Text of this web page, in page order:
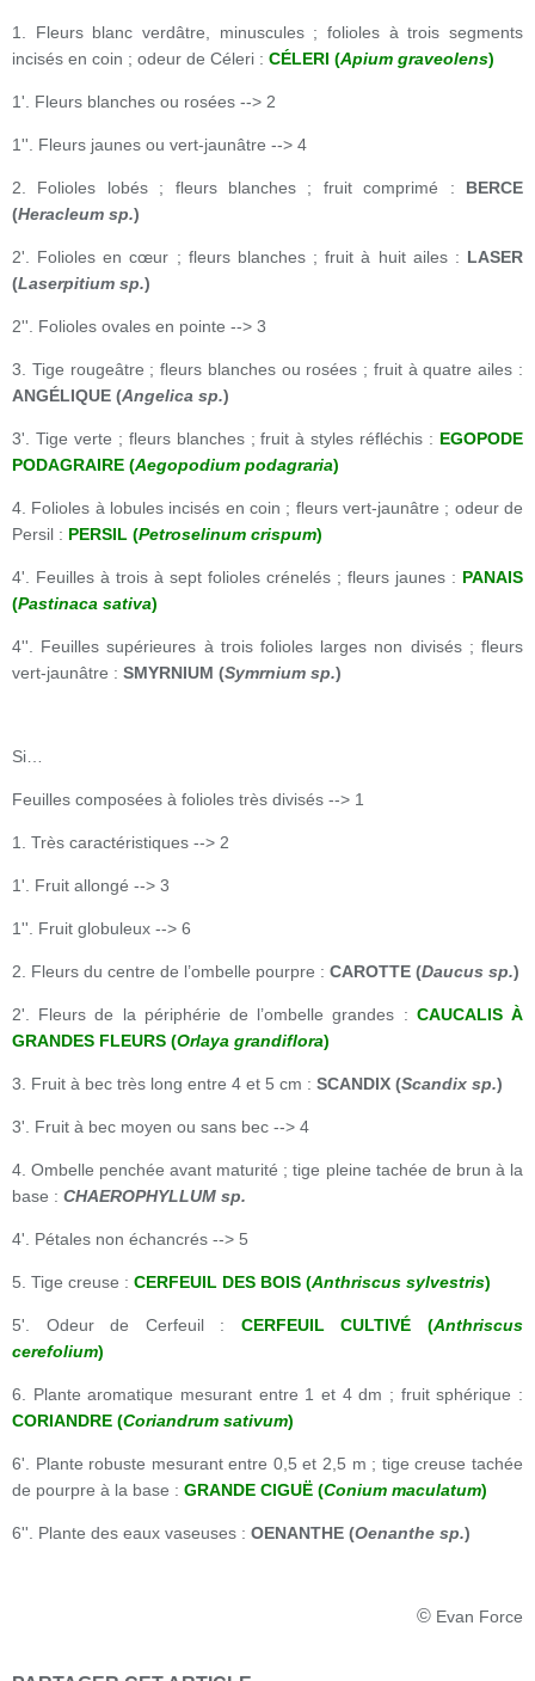
1. Fleurs blanc verdâtre, minuscules ; folioles à trois segments
incisés en coin ; odeur de Céleri : CÉLERI (Apium graveolens)
1'. Fleurs blanches ou rosées --> 2
1''. Fleurs jaunes ou vert-jaunâtre --> 4
2. Folioles lobés ; fleurs blanches ; fruit comprimé : BERCE
(Heracleum sp.)
2'. Folioles en cœur ; fleurs blanches ; fruit à huit ailes : LASER
(Laserpitium sp.)
2''. Folioles ovales en pointe --> 3
3. Tige rougeâtre ; fleurs blanches ou rosées ; fruit à quatre ailes :
ANGÉLIQUE (Angelica sp.)
3'. Tige verte ; fleurs blanches ; fruit à styles réfléchis : EGOPODE
PODAGRAIRE (Aegopodium podagraria)
4. Folioles à lobules incisés en coin ; fleurs vert-jaunâtre ; odeur de
Persil : PERSIL (Petroselinum crispum)
4'. Feuilles à trois à sept folioles crénelés ; fleurs jaunes : PANAIS
(Pastinaca sativa)
4''. Feuilles supérieures à trois folioles larges non divisés ; fleurs
vert-jaunâtre : SMYRNIUM (Symrnium sp.)
Si…
Feuilles composées à folioles très divisés --> 1
1. Très caractéristiques --> 2
1'. Fruit allongé --> 3
1''. Fruit globuleux --> 6
2. Fleurs du centre de l’ombelle pourpre : CAROTTE (Daucus sp.)
2'. Fleurs de la périphérie de l’ombelle grandes : CAUCALIS À
GRANDES FLEURS (Orlaya grandiflora)
3. Fruit à bec très long entre 4 et 5 cm : SCANDIX (Scandix sp.)
3'. Fruit à bec moyen ou sans bec --> 4
4. Ombelle penchée avant maturité ; tige pleine tachée de brun à la
base : CHAEROPHYLLUM sp.
4'. Pétales non échancrés --> 5
5. Tige creuse : CERFEUIL DES BOIS (Anthriscus sylvestris)
5'. Odeur de Cerfeuil : CERFEUIL CULTIVÉ (Anthriscus
cerefolium)
6. Plante aromatique mesurant entre 1 et 4 dm ; fruit sphérique :
CORIANDRE (Coriandrum sativum)
6'. Plante robuste mesurant entre 0,5 et 2,5 m ; tige creuse tachée
de pourpre à la base : GRANDE CIGUË (Conium maculatum)
6''. Plante des eaux vaseuses : OENANTHE (Oenanthe sp.)
© Evan Force